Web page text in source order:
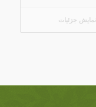
نمایش جزئیات